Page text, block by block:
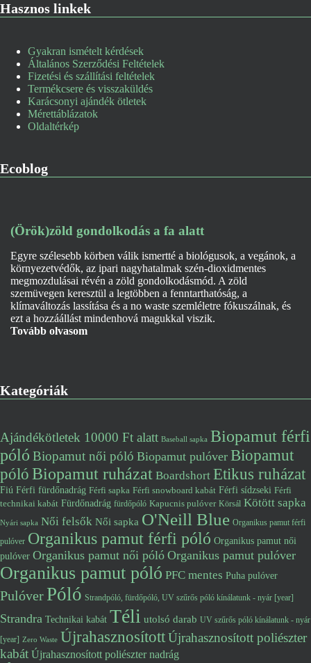
Hasznos linkek
Gyakran ismételt kérdések
Általános Szerződési Feltételek
Fizetési és szállítási feltételek
Termékcsere és visszaküldés
Karácsonyi ajándék ötletek
Mérettáblázatok
Oldaltérkép
Ecoblog
(Örök)zöld gondolkodás a fa alatt
Egyre szélesebb körben válik ismertté a biológusok, a vegánok, a
környezetvédők, az ipari nagyhatalmak szén-dioxidmentes
megmozdulásai révén a zöld gondolkodásmód. A zöld
szemüvegen keresztül a legtöbben a fenntarthatóság, a
klímaváltozás lassítása és a no waste szemléletre fókuszálnak, és
ezt a hozzáállást mindenhová magukkal viszik.
Tovább olvasom
Kategóriák
Ajándékötletek 10000 Ft alatt Baseball sapka Biopamut férfi
póló Biopamut női póló Biopamut pulóver Biopamut
pólóBiopamut ruházat Boardshort Etikus ruházat
Fiú Férfi fürdőnadrág Férfi sapka Férfi snowboard kabát Férfi sídzseki Férfi
technikai kabát Fürdőnadrág fürdőpóló Kapucnis pulóver Körsál Kötött sapka
Nyári sapka Női felsők Női sapka O'Neill Blue Organikus pamut férfi
pulóver Organikus pamut férfi póló Organikus pamut női
pulóver Organikus pamut női póló Organikus pamut pulóver
Organikus pamut póló PFC mentes Puha pulóver
PulóverPóló Strandpóló, fürdőpóló, UV szűrős póló kínálatunk - nyár [year]
Strandra Technikai kabát Téli utolsó darab UV szűrős póló kínálatunk - nyár
[year] Zero Waste ÚjrahasznosítottÚjrahasznosított poliészter
kabát Újrahasznosított poliészter nadrág